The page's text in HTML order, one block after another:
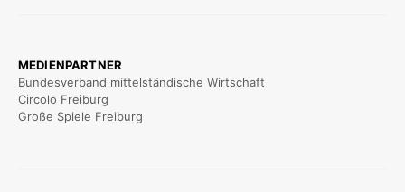
MEDIENPARTNER
Bundesverband mittelständische Wirtschaft
Circolo Freiburg
Große Spiele Freiburg